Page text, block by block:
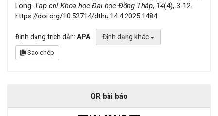
Long. Tạp chí Khoa học Đại học Đồng Tháp, 14(4), 3-12.
https://doi.org/10.52714/dthu.14.4.2025.1484
Định dạng trích dẫn: APA Định dạng khác
Sao chép
QR bài báo